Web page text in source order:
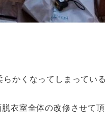
かくなってしまってい
衣室全体の改修させて頂